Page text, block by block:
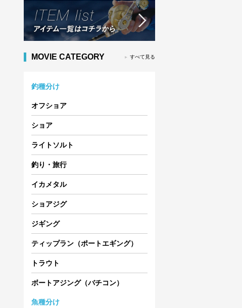
MOVIE CATEGORY すべて見る
釣種分け
オフショア
ショア
ライトソルト
釣り・旅行
イカメタル
ショアジグ
ジギング
ティップラン（ポートエギング）
トラウト
ボートアジング（バチコン）
魚種分け